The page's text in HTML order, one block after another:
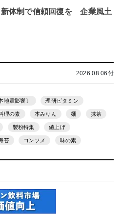
新体制で信頼回復を 企業風土
2026.08.06付
地震影響〕 理研ビタミン
理の素 本みりん 麺 抹茶
製粉特集 値上げ
苔 コンソメ 味の素